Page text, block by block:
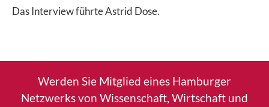
Das Interview führte Astrid Dose.
Werden Sie Mitglied eines Hamburger
Netzwerks von Wissenschaft, Wirtschaft und